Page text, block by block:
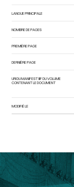
LANGUE PRINCIPALE
NOMBRE DE PAGES
PREMIÈRE PAGE
DERNIÈRE PAGE
URI DU MANIFEST IIIF DU VOLUME
CONTENANT LE DOCUMENT
MODIFIÉ LE